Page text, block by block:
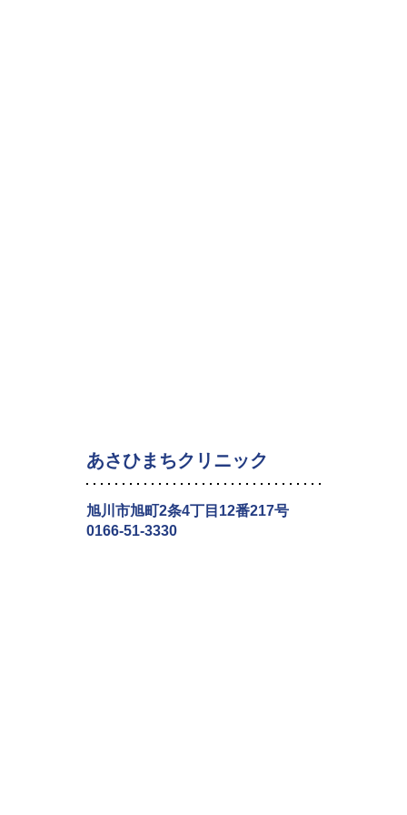
あさひまちクリニック
旭川市旭町2条4丁目12番217号
0166-51-3330